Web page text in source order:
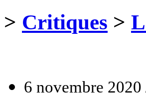
> Critiques >
6 novembre 2020